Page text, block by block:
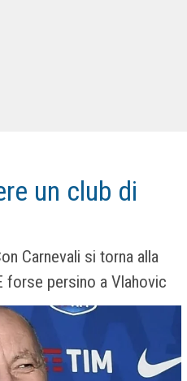
un club di
Carnevali si torna alla
forse persino a Vlahovic